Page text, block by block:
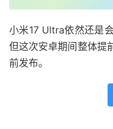
小米17 Ultra依然还是
但这次安卓期间整体提
前发布。